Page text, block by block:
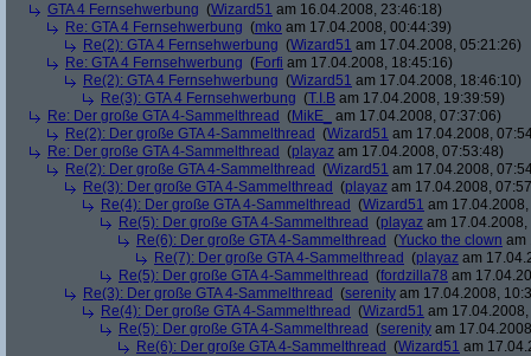
GTA 4 Fernsehwerbung (Wizard51 am 16.04.2008, 23:46:18)
Re: GTA 4 Fernsehwerbung (mko am 17.04.2008, 00:44:39)
Re(2): GTA 4 Fernsehwerbung (Wizard51 am 17.04.2008, 05:21:26)
Re: GTA 4 Fernsehwerbung (Forfi am 17.04.2008, 18:45:16)
Re(2): GTA 4 Fernsehwerbung (Wizard51 am 17.04.2008, 18:46:10)
Re(3): GTA 4 Fernsehwerbung (T.I.B am 17.04.2008, 19:39:59)
Re: Der große GTA 4-Sammelthread (MikE_
am 17.04.2008, 07:37:06)
Re(2): Der große GTA 4-Sammelthread (Wizard51 am 17.04.2008,
Re: Der große GTA 4-Sammelthread (playaz am 17.04.2008, 07:53:48)
Re(2): Der große GTA 4-Sammelthread (Wizard51 am 17.04.2008,
Re(3): Der große GTA 4-Sammelthread (playaz am 17.04.2008,
Re(4): Der große GTA 4-Sammelthread (Wizard51 am
Re(5): Der große GTA 4-Sammelthread (playaz am 17.04.2008,
Re(6): Der große GTA 4-Sammelthread (Yucko the clown am
Re(7): Der große GTA 4-Sammelthread (playaz am
Re(5): Der große GTA 4-Sammelthread (fordzilla78 am
Re(3): Der große GTA 4-Sammelthread (serenity am 17.04.2008,
Re(4): Der große GTA 4-Sammelthread (Wizard51 am
Re(5): Der große GTA 4-Sammelthread (serenity am
Re(6): Der große GTA 4-Sammelthread (Wizard51 am